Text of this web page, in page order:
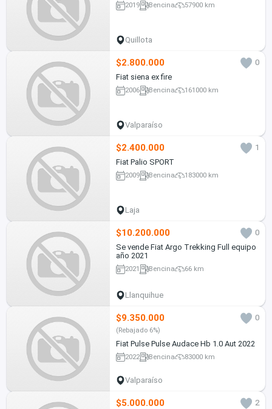
2019 Bencina 57900 km
Quillota
$2.800.000
0
Fiat siena ex fire
2006 Bencina 161000 km
Valparaíso
$2.400.000
1
Fiat Palio SPORT
2009 Bencina 183000 km
Laja
$10.200.000
0
Se vende Fiat Argo Trekking Full equipo
año 2021
2021 Bencina 66 km
Llanquihue
$9.350.000 0
(Rebajado 6%)
Fiat Pulse Pulse Audace Hb 1.0 Aut 2022
2022 Bencina 83000 km
Valparaíso
$5.000.000
2